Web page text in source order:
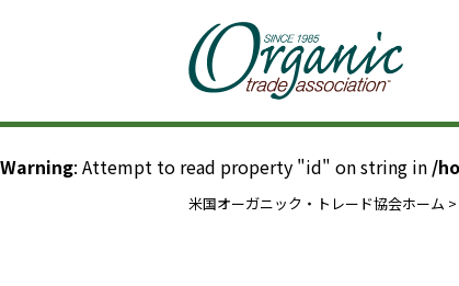
Warning: Attempt to read property "id" on string in /
米国オーガニック・トレード協会ホーム >